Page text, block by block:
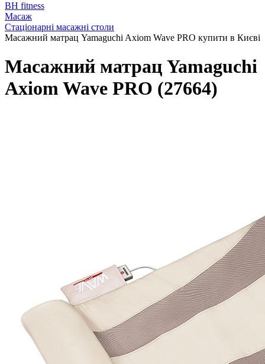
BH fitness
Масаж
Стаціонарні масажні столи
Масажний матрац Yamaguchi Axiom Wave PRO купити в Києві
Масажний матрац Yamaguchi
Axiom Wave PRO (27664)